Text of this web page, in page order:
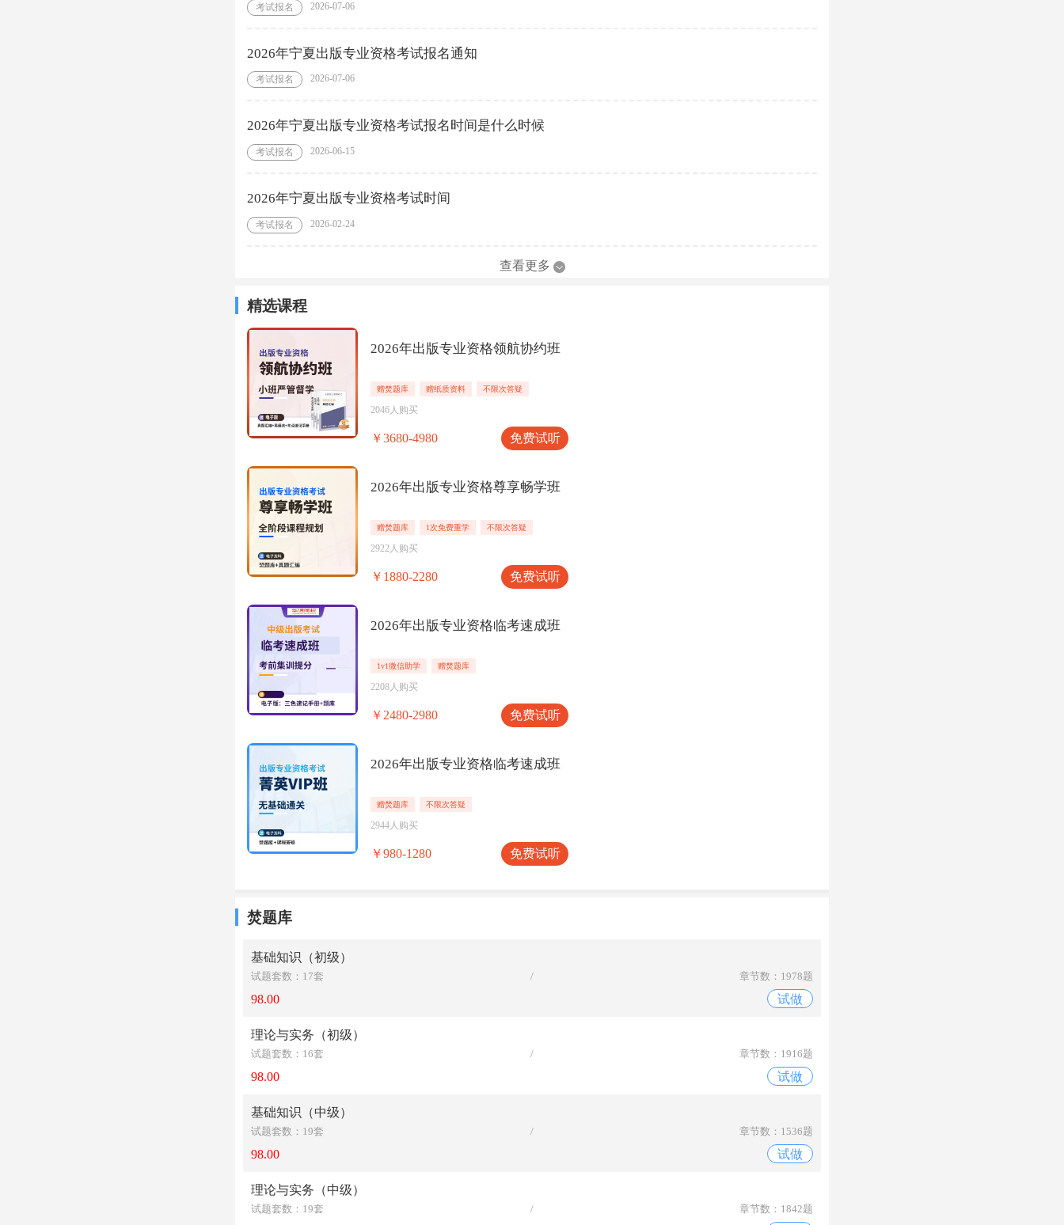
考试报名 2026-07-06
2026年宁夏出版专业资格考试报名通知
考试报名 2026-07-06
2026年宁夏出版专业资格考试报名时间是什么时候
考试报名 2026-06-15
2026年宁夏出版专业资格考试时间
考试报名 2026-02-24
查看更多
精选课程
2026年出版专业资格领航协约班
赠焚题库 赠纸质资料 不限次答疑
2046人购买
￥3680-4980 免费试听
2026年出版专业资格尊享畅学班
赠焚题库 1次免费重学 不限次答疑
2922人购买
￥1880-2280 免费试听
2026年出版专业资格临考速成班
1v1微信助学 赠焚题库
2208人购买
￥2480-2980 免费试听
2026年出版专业资格临考速成班
赠焚题库 不限次答疑
2944人购买
￥980-1280 免费试听
焚题库
基础知识（初级）
试题套数：17套 / 章节数：1978题
98.00 试做
理论与实务（初级）
试题套数：16套 / 章节数：1916题
98.00 试做
基础知识（中级）
试题套数：19套 / 章节数：1536题
98.00 试做
理论与实务（中级）
试题套数：19套 / 章节数：1842题